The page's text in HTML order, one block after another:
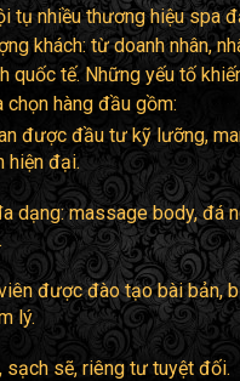
tụ nhiều thương hiệu spa
khách: từ doanh nhân,
quốc tế. Những yếu tố
chọn hàng đầu gồm:
được đầu tư kỹ lưỡng,
hiện đại.
dạng: massage body, đá
được đào tạo bài bản,
lý.
sạch sẽ, riêng tư tuyệt đối.